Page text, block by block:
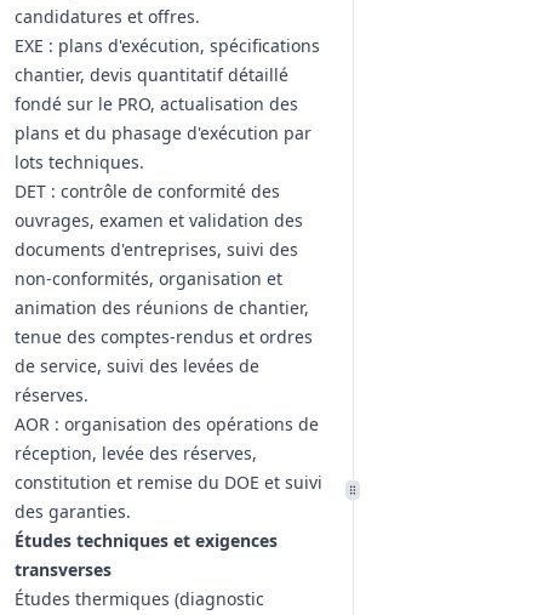
candidatures et offres.
EXE : plans d'exécution, spécifications
chantier, devis quantitatif détaillé
fondé sur le PRO, actualisation des
plans et du phasage d'exécution par
lots techniques.
DET : contrôle de conformité des
ouvrages, examen et validation des
documents d'entreprises, suivi des
non‑conformités, organisation et
animation des réunions de chantier,
tenue des comptes‑rendus et ordres
de service, suivi des levées de
réserves.
AOR : organisation des opérations de
réception, levée des réserves,
constitution et remise du DOE et suivi
des garanties.
Études techniques et exigences
transverses
Études thermiques (diagnostic